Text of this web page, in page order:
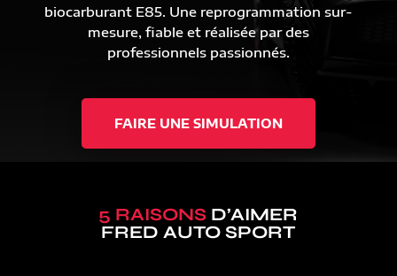
biocarburant E85. Une reprogrammation sur-
mesure, fiable et réalisée par des
professionnels passionnés.
FAIRE UNE SIMULATION
5 RAISONS D’AIMER
FRED AUTO SPORT